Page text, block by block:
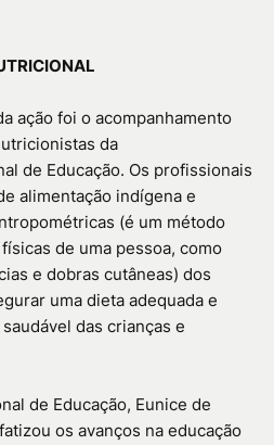
ação foi o acompanhamento
da
de Educação. Os profissionais
alimentação indígena e
(é um método
de uma pessoa, como
e dobras cutâneas) dos
uma dieta adequada e
das crianças e
de Educação, Eunice de
os avanços na educação